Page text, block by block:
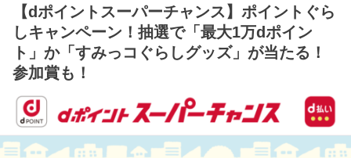
【dポイントスーパーチャンス】ポイントぐら
しキャンペーン！抽選で「最大1万dポイン
ト」か「すみっコぐらしグッズ」が当たる！
参加賞も！